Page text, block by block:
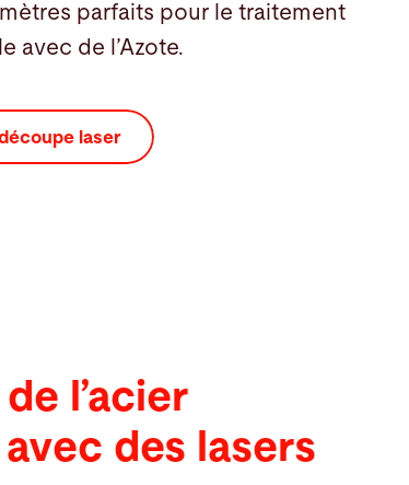
parfaits pour le traitement
avec de l’Azote.
laser
l’acier
des lasers